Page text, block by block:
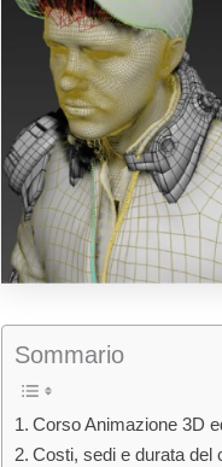
Sommario
Corso Animazione 3D
Costi, sedi e durata del